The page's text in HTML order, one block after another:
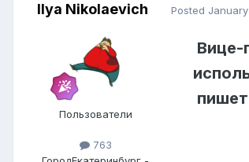
Ilya Nikolaevich
Пользователи
763
Posted January
Вице-